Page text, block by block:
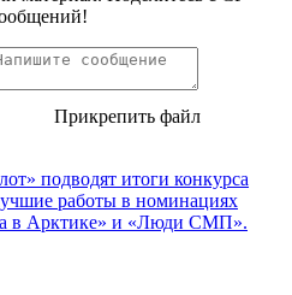
Прикрепить файл
подводят итоги конкурса
работы в номинациях
в Арктике» и «Люди СМП».